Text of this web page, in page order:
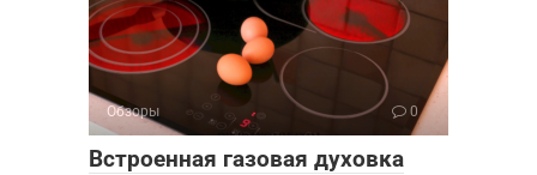
Обзоры 0
Встроенная газовая духовка